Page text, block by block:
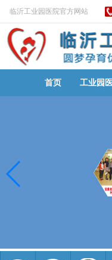
临沂工业园医院官方网站
首页 工业园